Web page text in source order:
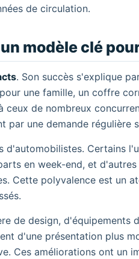
de circulation.
modèle clé
. Son succès s'explique
une famille, un coffre
de nombreux
par une demande régulière
d'automobilistes. Certains
en week-end, et
Cette polyvalence est un
de design,
d'une présentation plus
Ces améliorations ont un